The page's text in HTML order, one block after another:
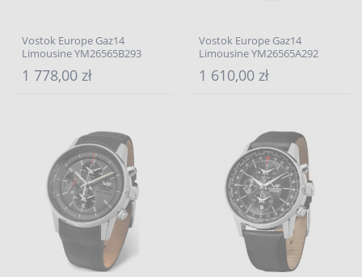
Vostok Europe Gaz14
Limousine YM26565B293
1 778,00 zł
Vostok Europe Gaz14
Limousine YM26565A292
1 610,00 zł